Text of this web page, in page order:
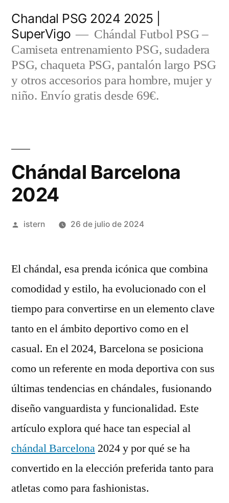
contenido
Chandal PSG 2024 2025 |
SuperVigo
Chándal Futbol PSG –
Camiseta entrenamiento PSG, sudadera
PSG, chaqueta PSG, pantalón largo PSG
y otros accesorios para hombre, mujer y
niño. Envío gratis desde 69€.
Chándal Barcelona
2024
Publicado
istern 26 de julio de 2024
El chándal, esa prenda icónica que combina
comodidad y estilo, ha evolucionado con el
tiempo para convertirse en un elemento clave
tanto en el ámbito deportivo como en el
casual. En el 2024, Barcelona se posiciona
como un referente en moda deportiva con sus
últimas tendencias en chándales, fusionando
diseño vanguardista y funcionalidad. Este
artículo explora qué hace tan especial al
chándal Barcelona 2024 y por qué se ha
convertido en la elección preferida tanto para
atletas como para fashionistas.